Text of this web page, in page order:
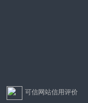
可信网站信用评价